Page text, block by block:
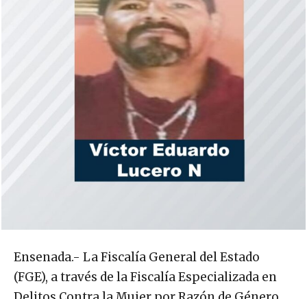
Ensenada.- La Fiscalía General del Estado
(FGE), a través de la Fiscalía Especializada en